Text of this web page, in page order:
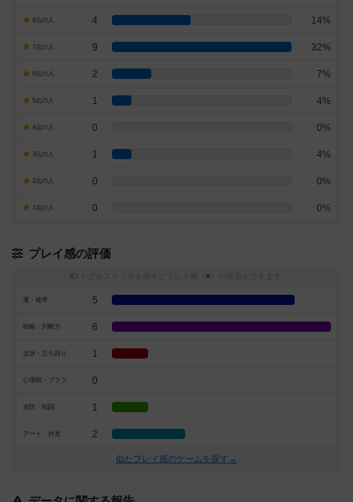
8点の人 4 14%
7点の人 9 32%
6点の人 2 7%
5点の人 1 4%
4点の人 0 0%
3点の人 1 4%
2点の人 0 0%
1点の人 0 0%
プレイ感の評価
※
運・確率 5
戦略・判断力 6
交渉・立ち回り 1
心理戦・ブラフ 0
攻防・戦闘 1
アート・外見 2
似たプレイ感のゲームを探す→